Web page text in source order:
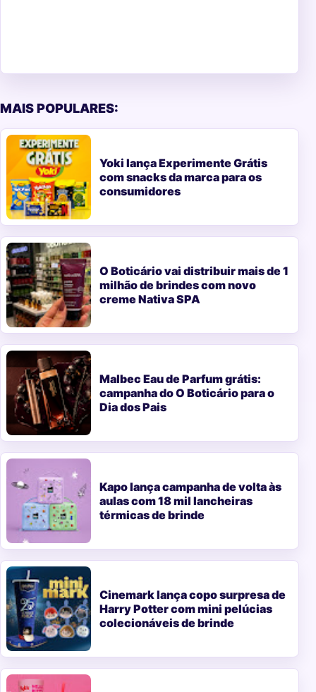
MAIS POPULARES:
Yoki lança Experimente Grátis
com snacks da marca para os
consumidores
O Boticário vai distribuir mais de 1
milhão de brindes com novo
creme Nativa SPA
Malbec Eau de Parfum grátis:
campanha do O Boticário para o
Dia dos Pais
Kapo lança campanha de volta às
aulas com 18 mil lancheiras
térmicas de brinde
Cinemark lança copo surpresa de
Harry Potter com mini pelúcias
colecionáveis de brinde